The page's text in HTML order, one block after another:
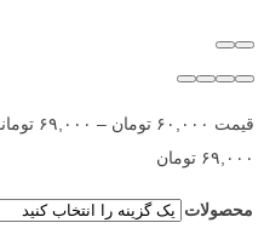
قیمت ۶۰,۰۰۰ تومان – ۶۹,۰۰۰ تومان
۶۹,۰۰۰ تومان
محصولات